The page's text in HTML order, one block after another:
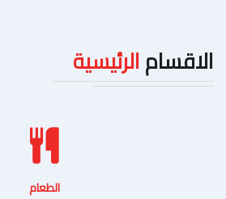
الاقسامالرئيسية
الطعام